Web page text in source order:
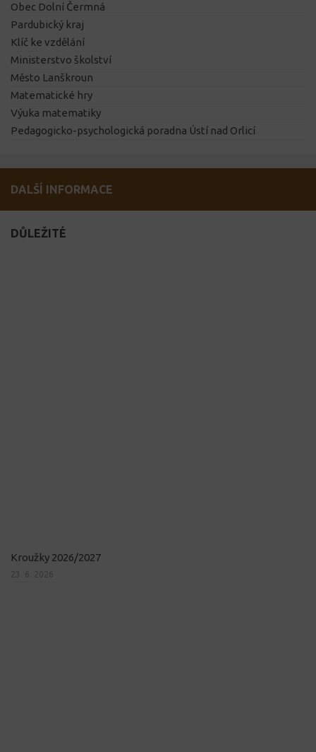
Obec Dolní Čermná
Pardubický kraj
Klíč ke vzdělání
Ministerstvo školství
Město Lanškroun
Matematické hry
Výuka matematiky
Pedagogicko-psychologická poradna Ústí nad Orlicí
DALŠÍ INFORMACE
DŮLEŽITÉ
Kroužky 2026/2027
23. 6. 2026